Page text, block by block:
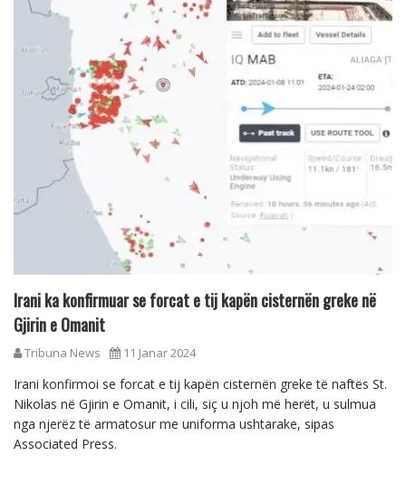
Irani ka konfirmuar se forcat e tij kapën cisternën greke në
Gjirin e Omanit
Tribuna News 11 Janar 2024
Irani konfirmoi se forcat e tij kapën cisternën greke të naftës St.
Nikolas në Gjirin e Omanit, i cili, siç u njoh më herët, u sulmua
nga njerëz të armatosur me uniforma ushtarake, sipas
Associated Press.